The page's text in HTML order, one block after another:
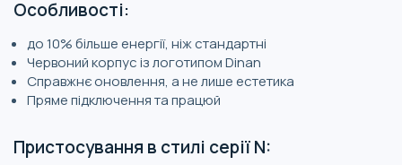
Особливості:
до 10% більше енергії, ніж стандартні
Червоний корпус із логотипом Dinan
Справжнє оновлення, а не лише естетика
Пряме підключення та працюй
Пристосування в стилі серії N: